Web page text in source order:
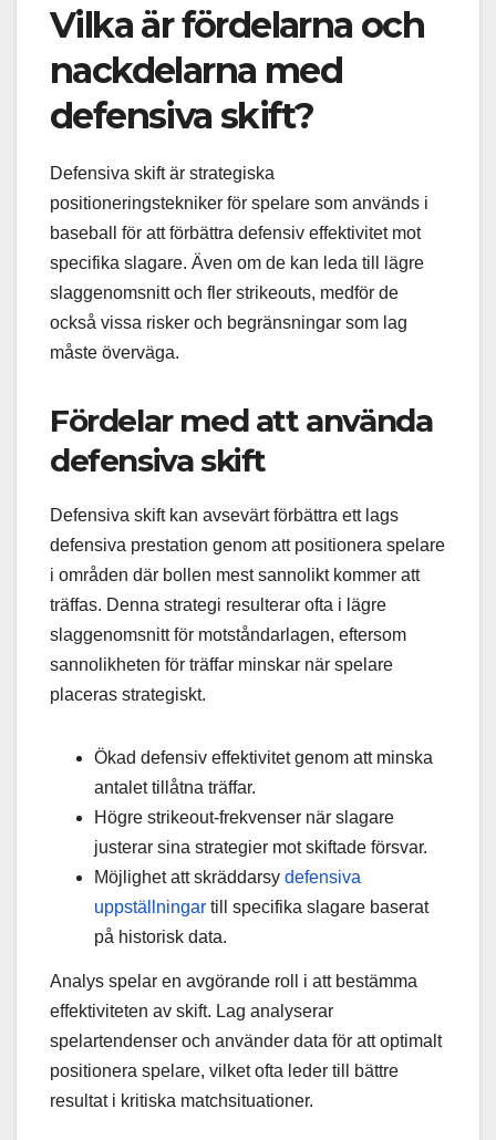
Vilka är fördelarna och
nackdelarna med
defensiva skift?
Defensiva skift är strategiska
positioneringstekniker för spelare som används i
baseball för att förbättra defensiv effektivitet mot
specifika slagare. Även om de kan leda till lägre
slaggenomsnitt och fler strikeouts, medför de
också vissa risker och begränsningar som lag
måste överväga.
Fördelar med att använda
defensiva skift
Defensiva skift kan avsevärt förbättra ett lags
defensiva prestation genom att positionera spelare
i områden där bollen mest sannolikt kommer att
träffas. Denna strategi resulterar ofta i lägre
slaggenomsnitt för motståndarlagen, eftersom
sannolikheten för träffar minskar när spelare
placeras strategiskt.
Ökad defensiv effektivitet genom att minska
antalet tillåtna träffar.
Högre strikeout-frekvenser när slagare
justerar sina strategier mot skiftade försvar.
Möjlighet att skräddarsy defensiva
uppställningar till specifika slagare baserat
på historisk data.
Analys spelar en avgörande roll i att bestämma
effektiviteten av skift. Lag analyserar
spelartendenser och använder data för att optimalt
positionera spelare, vilket ofta leder till bättre
resultat i kritiska matchsituationer.